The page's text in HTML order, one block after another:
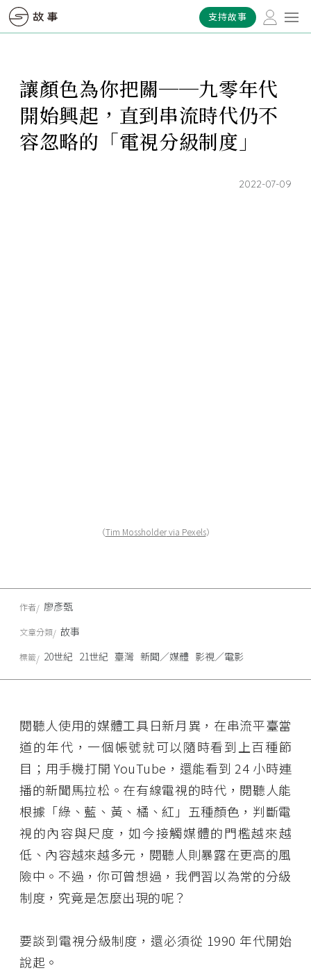
支持故事
讓顏色為你把關──九零年代
開始興起，直到串流時代仍不
容忽略的「電視分級制度」
2022-07-09
（Tim Mossholdervia Pexels）
閱聽人使用的媒體工具日新月異，在串流平臺當
道的年代，一個帳號就可以隨時看到上百種節
目；用手機打開 YouTube，還能看到 24 小時連
播的新聞馬拉松。在有線電視的時代，閱聽人能
根據「綠、藍、黃、橘、紅」五種顏色，判斷電
視的內容與尺度，如今接觸媒體的門檻越來越
低、內容越來越多元，閱聽人則暴露在更高的風
險中。不過，你可曾想過，我們習以為常的分級
制度，究竟是怎麼出現的呢？
要談到電視分級制度，還必須從 1990 年代開始
說起。
作者 廖彥甄
文章分類 故事
標籤 20世紀 21世紀 臺灣 新聞／媒體 影視／電影